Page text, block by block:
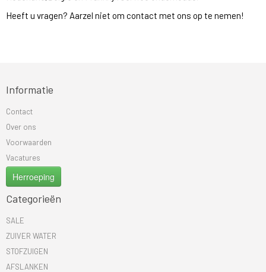
Heeft u vragen? Aarzel niet om contact met ons op te nemen!
Informatie
Contact
Over ons
Voorwaarden
Vacatures
Herroeping
Categorieën
SALE
ZUIVER WATER
STOFZUIGEN
AFSLANKEN